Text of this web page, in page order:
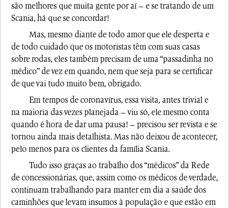
são melhores que muita gente por aí – e se tratando de um
Scania, há que se concordar!
Mas, mesmo diante de todo amor que ele desperta e
de todo cuidado que os motoristas têm com suas casas
sobre rodas, eles também precisam de uma “passadinha no
médico” de vez em quando, nem que seja para se certificar
de que vai tudo muito bem, obrigado.
Em tempos de coronavírus, essa visita, antes trivial e
na maioria das vezes planejada – viu só, ele mesmo conta
quando é hora de dar uma pausa! – precisou ser revista e se
tornou ainda mais detalhista. Mas não deixou de acontecer,
pelo menos para os clientes da família Scania.
Tudo isso graças ao trabalho dos “médicos” da Rede
de concessionárias, que, assim como os médicos de verdade,
continuam trabalhando para manter em dia a saúde dos
caminhões que levam insumos à população e que estão em